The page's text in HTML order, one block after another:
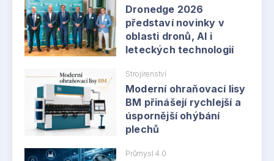
Dronedge 2026
představí novinky v
oblasti dronů, AI i
leteckých technologií
Strojírenství
Moderní ohraňovací lisy
BM přinášejí rychlejší a
úspornější ohýbání
plechů
Průmysl 4.0